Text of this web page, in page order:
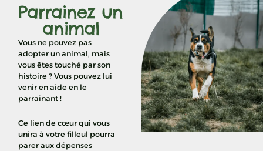
Parrainez un
animal
Vous ne pouvez pas
adopter un animal, mais
vous êtes touché par son
histoire ? Vous pouvez lui
venir en aide en le
parrainant !
Ce lien de cœur qui vous
unira à votre filleul pourra
parer aux dépenses